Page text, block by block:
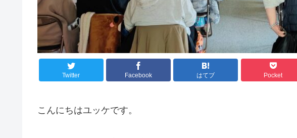
Twitter Facebook はてブ Pocket
こんにちはユッケです。